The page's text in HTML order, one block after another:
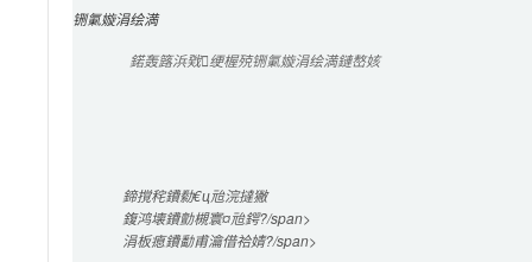
铏氭嫙涓绘満
鍩轰簬浜戣绠楃殑铏氭嫙涓绘満鏈嶅姟
鍗撹秺鐨勬€ц兘浣撻獙
鍑鸿壊鐨勯槻寰¤兘鍔?/span>
涓板瘜鐨勫甫瀹借祫婧?/span>